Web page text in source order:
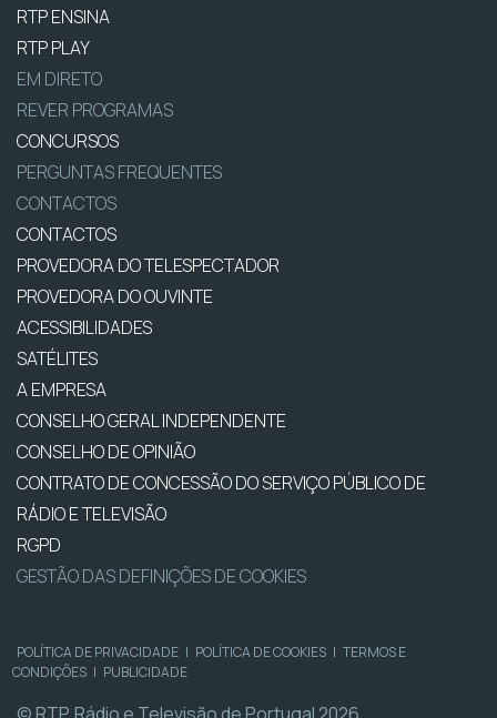
RTP ENSINA
RTP PLAY
EM DIRETO
REVER PROGRAMAS
CONCURSOS
PERGUNTAS FREQUENTES
CONTACTOS
CONTACTOS
PROVEDORA DO TELESPECTADOR
PROVEDORA DO OUVINTE
ACESSIBILIDADES
SATÉLITES
A EMPRESA
CONSELHO GERAL INDEPENDENTE
CONSELHO DE OPINIÃO
CONTRATO DE CONCESSÃO DO SERVIÇO PÚBLICO DE
RÁDIO E TELEVISÃO
RGPD
GESTÃO DAS DEFINIÇÕES DE COOKIES
POLÍTICA DE PRIVACIDADE | POLÍTICA DE COOKIES | TERMOS E
CONDIÇÕES | PUBLICIDADE